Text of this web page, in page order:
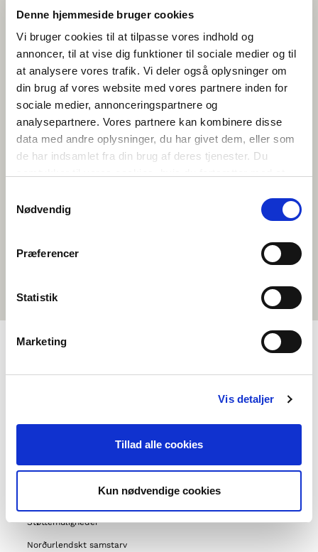
Denne hjemmeside bruger cookies
Vi bruger cookies til at tilpasse vores indhold og
annoncer, til at vise dig funktioner til sociale medier og til
at analysere vores trafik. Vi deler også oplysninger om
din brug af vores website med vores partnere inden for
sociale medier, annonceringspartnere og
analysepartnere. Vores partnere kan kombinere disse
data med andre oplysninger, du har givet dem, eller som
de har indsamlet fra din brug af deres tjenester. Du
Nødvendig
Præferencer
Statistik
Marketing
Vis detaljer
Tillad alle cookies
Kun nødvendige cookies
UM NORDEN I SKOLEN
Støttemuligheder
Norðurlendskt samstarv
vores: Giv ungdomsuddannelserne et nordisk
perspektiv!
(2026) red. Mischa Sloth Carlsen,
Nicolai Rekve Eriksen, Bergur Rønne Moberg,
Guro Skårdal Nygård og Ane Qvortrup
Utforsk de over100 nye
undervisningsmaterialene
Les mer om
NordUng-prosjektet
ved
Københavns Universitet
NordUng er finansiert av A.P. Møller og Hustru Chastine Mc-Kinney